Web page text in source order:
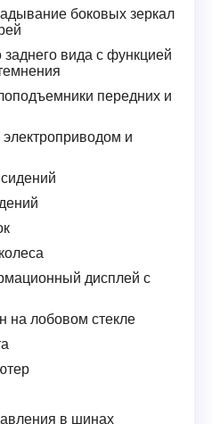
боковых зеркал
вида с функцией
передних и
и
дисплей с
на лобовом стекле
в шинах